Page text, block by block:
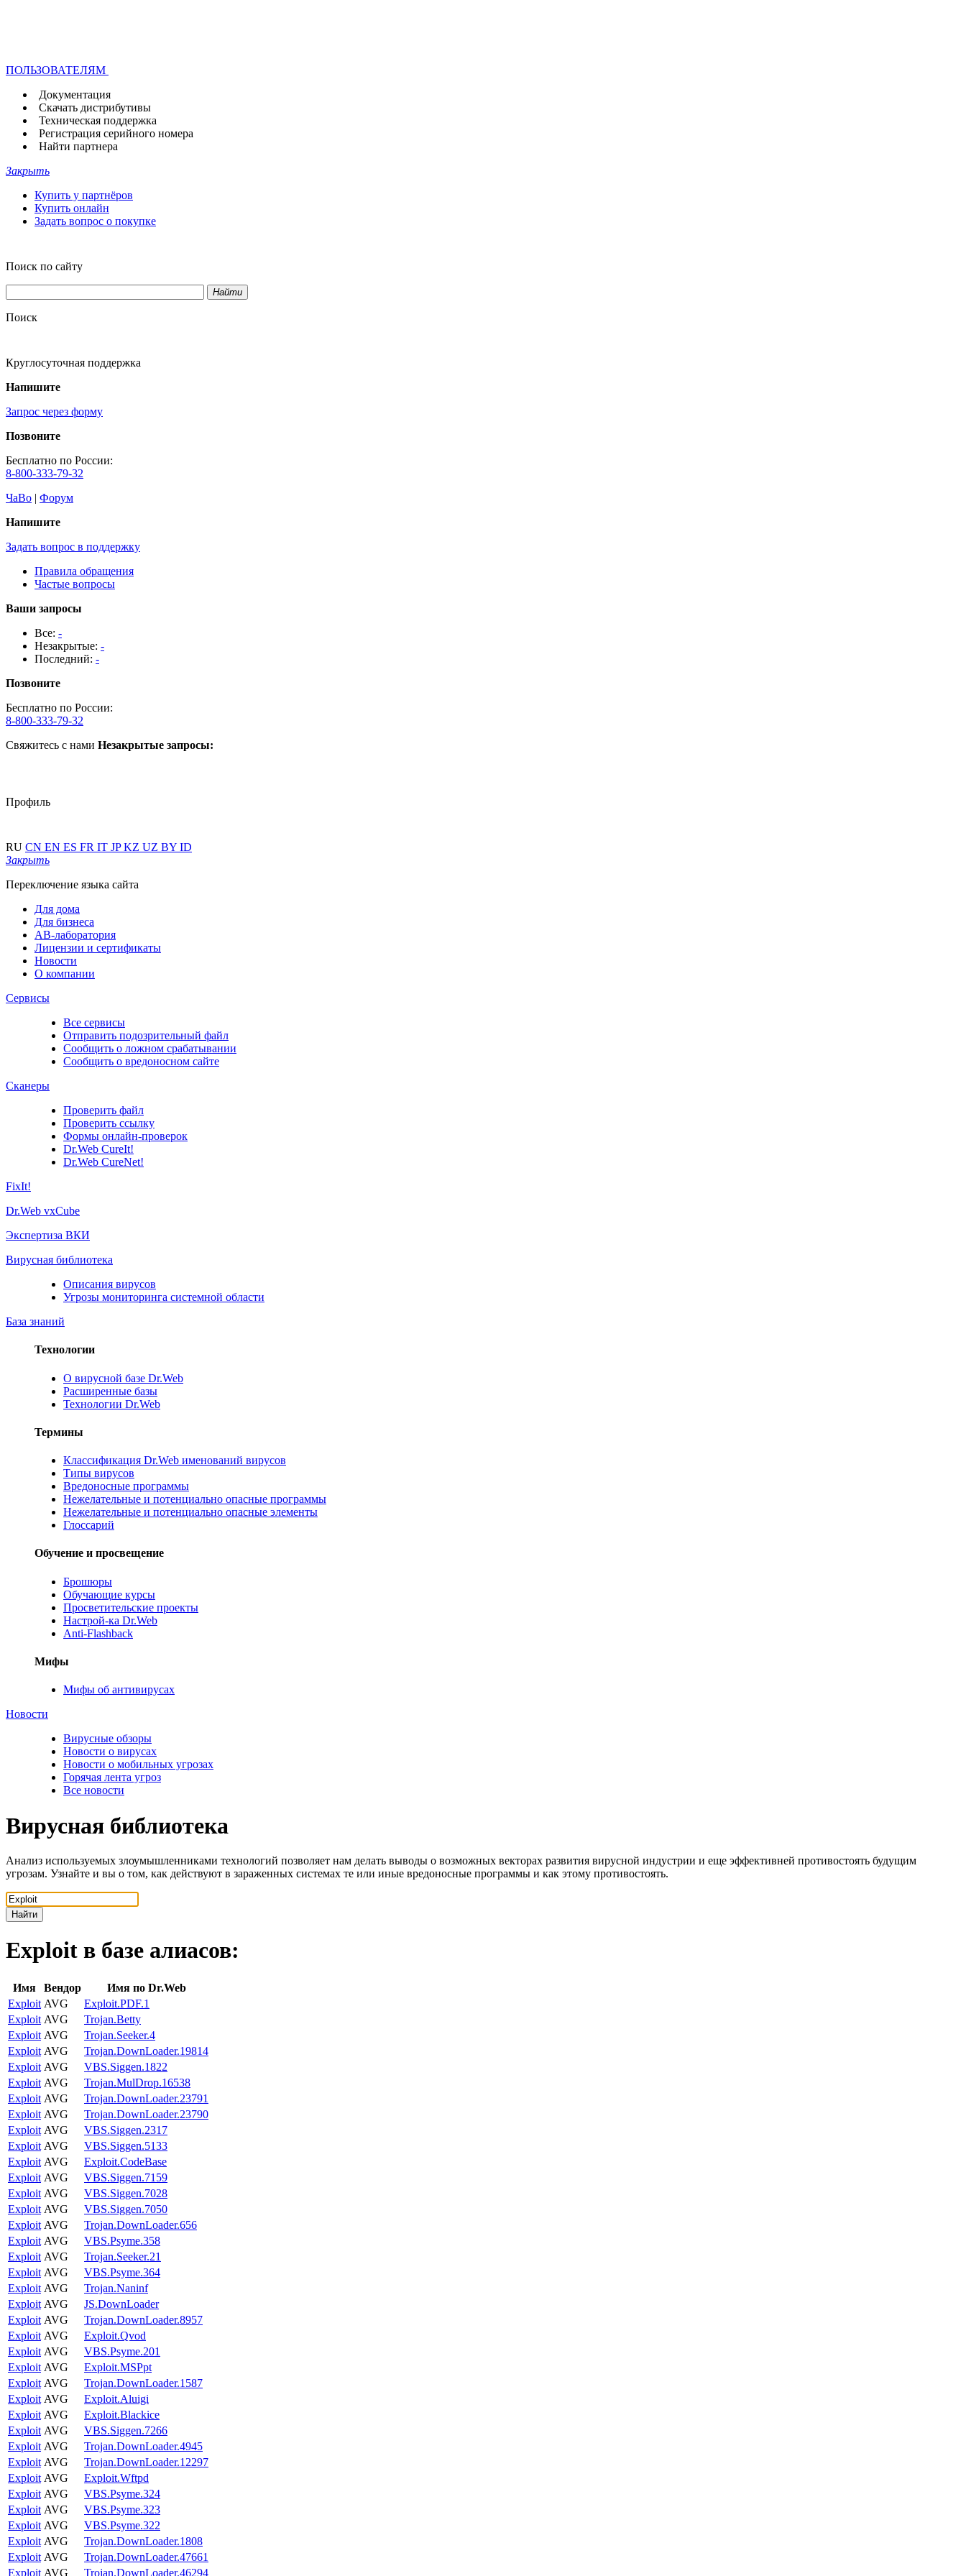
ПОЛЬЗОВАТЕЛЯМ
Документация
Скачать дистрибутивы
Техническая поддержка
Регистрация серийного номера
Найти партнера
Закрыть
Купить у партнёров
Купить онлайн
Задать вопрос о покупке
Поиск по сайту
Найти
Поиск
Круглосуточная поддержка
Напишите
Запрос через форму
Позвоните
Бесплатно по России:
8-800-333-79-32
ЧаВо | Форум
Напишите
Задать вопрос в поддержку
Правила обращения
Частые вопросы
Ваши запросы
Все: -
Незакрытые: -
Последний: -
Позвоните
Бесплатно по России:
8-800-333-79-32
Свяжитесь с нами Незакрытые запросы:
Профиль
RU CN EN ES FR IT JPKZ UZ BY ID
Закрыть
Переключение языка сайта
Для дома
Для бизнеса
АВ-лаборатория
Лицензии и сертификаты
Новости
О компании
Сервисы
Все сервисы
Отправить подозрительный файл
Сообщить о ложном срабатывании
Сообщить о вредоносном сайте
Сканеры
Проверить файл
Проверить ссылку
Формы онлайн-проверок
Dr.Web CureIt!
Dr.Web CureNet!
FixIt!
Dr.Web vxCube
Экспертиза ВКИ
Вирусная библиотека
Описания вирусов
Угрозы мониторинга системной области
База знаний
Технологии
О вирусной базе Dr.Web
Расширенные базы
Технологии Dr.Web
Термины
Классификация Dr.Web именований вирусов
Типы вирусов
Вредоносные программы
Нежелательные и потенциально опасные программы
Нежелательные и потенциально опасные элементы
Глоссарий
Обучение и просвещение
Брошюры
Обучающие курсы
Просветительские проекты
Настрой-ка Dr.Web
Anti-Flashback
Мифы
Мифы об антивирусах
Новости
Вирусные обзоры
Новости о вирусах
Новости о мобильных угрозах
Горячая лента угроз
Все новости
Вирусная библиотека
Анализ используемых злоумышленниками технологий позволяет нам делать выводы о возможных векторах развития вирусной индустрии и еще эффективней противостоять будущим
угрозам. Узнайте и вы о том, как действуют в зараженных системах те или иные вредоносные программы и как этому противостоять.
Найти
Exploit в базе алиасов:
Имя Вендор
Имя по Dr.Web
Exploit AVG
Exploit.PDF.1
Exploit AVG
Trojan.Betty
Exploit AVG
Trojan.Seeker.4
Exploit AVG
Trojan.DownLoader.19814
Exploit AVG
VBS.Siggen.1822
Exploit AVG
Trojan.MulDrop.16538
Exploit AVG
Trojan.DownLoader.23791
Exploit AVG
Trojan.DownLoader.23790
Exploit AVG
VBS.Siggen.2317
Exploit AVG
VBS.Siggen.5133
Exploit AVG
Exploit.CodeBase
Exploit AVG
VBS.Siggen.7159
Exploit AVG
VBS.Siggen.7028
Exploit AVG
VBS.Siggen.7050
Exploit AVG
Trojan.DownLoader.656
Exploit AVG
VBS.Psyme.358
Exploit AVG
Trojan.Seeker.21
Exploit AVG
VBS.Psyme.364
Exploit AVG
Trojan.Naninf
Exploit AVG
JS.DownLoader
Exploit AVG
Trojan.DownLoader.8957
Exploit AVG
Exploit.Qvod
Exploit AVG
VBS.Psyme.201
Exploit AVG
Exploit.MSPpt
Exploit AVG
Trojan.DownLoader.1587
Exploit AVG
Exploit.Aluigi
Exploit AVG
Exploit.Blackice
Exploit AVG
VBS.Siggen.7266
Exploit AVG
Trojan.DownLoader.4945
Exploit AVG
Trojan.DownLoader.12297
Exploit AVG
Exploit.Wftpd
Exploit AVG
VBS.Psyme.324
Exploit AVG
VBS.Psyme.323
Exploit AVG
VBS.Psyme.322
Exploit AVG
Trojan.DownLoader.1808
Exploit AVG
Trojan.DownLoader.47661
Exploit AVG Trojan.DownLoader.46294